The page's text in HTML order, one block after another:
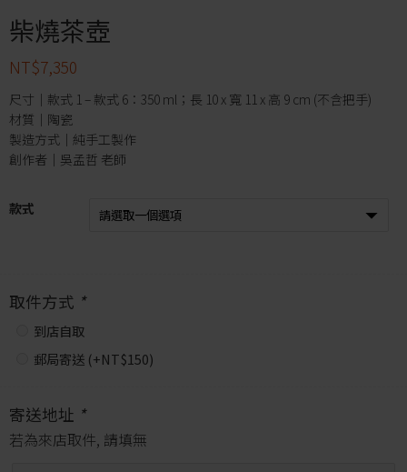
柴燒茶壺
NT$7,350
尺寸｜款式 1 – 款式 6：350 ml；長 10 x 寬 11 x 高 9 cm (不含把手)
材質｜陶瓷
製造方式｜純手工製作
創作者｜吳孟哲 老師
款式
取件方式 *
到店自取
郵局寄送 (+NT$150)
寄送地址 *
若為來店取件, 請填無